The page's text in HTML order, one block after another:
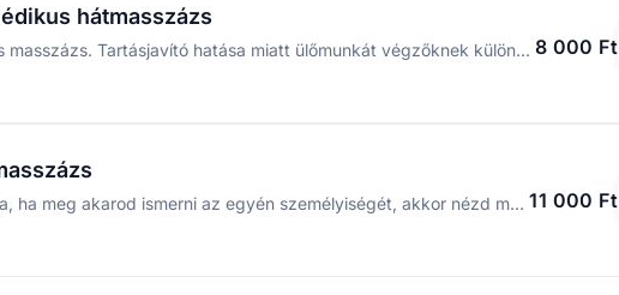
hátmasszázs
ayurvédikus, meleg olajos masszázs. Tartásjavító hatása miatt ülőmunkát végzőknek különösen ajánlott. 8 000 Ft
A bölcs ember azt mondja, ha meg akarod ismerni az egyén személyiségét, akkor nézd meg a lábait. Ez a masszázsfajta erősíti a láb ízületeit. 11 000 Ft